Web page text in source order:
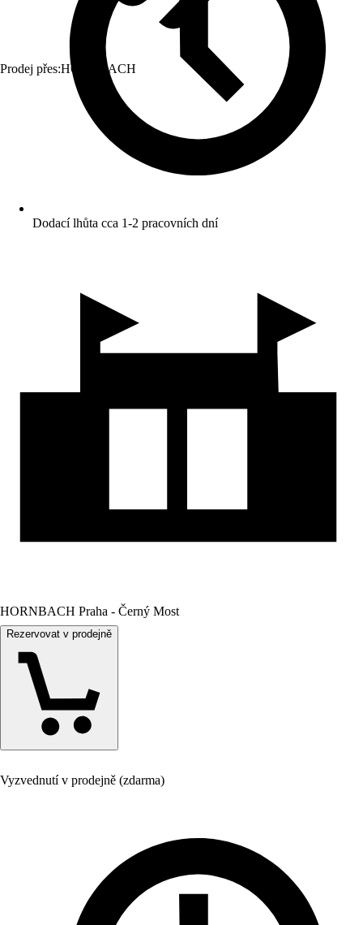
Prodej přes:HORNBACH
Dodací lhůta cca 1-2 pracovních dní
HORNBACH Praha - Černý Most
Rezervovat v prodejně
Vyzvednutí v prodejně (zdarma)